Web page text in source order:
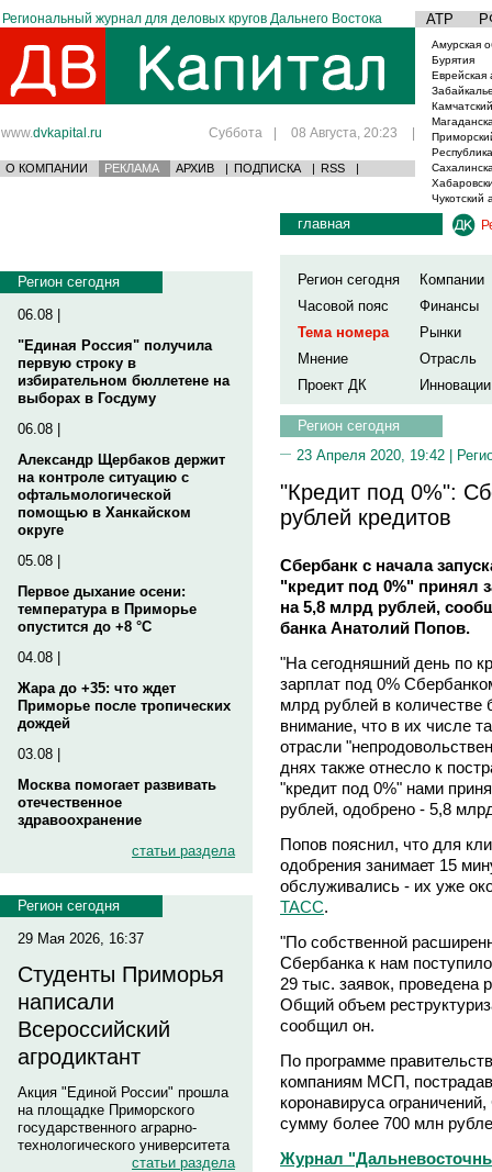
Региональный журнал для деловых кругов Дальнего Востока АТР
www.dvkapital.ru Суббота | 08 Августа, 20:23 |
О КОМПАНИИ РЕКЛАМА АРХИВ | ПОДПИСКА | RSS |
Амурская
Бурятия
Еврейская
Чукотский
Регион сегодня
06.08 |
"Единая Россия" получила
первую строку в
избирательном бюллетене на
выборах в Госдуму
06.08 |
Александр Щербаков держит
на контроле ситуацию с
офтальмологической
помощью в Ханкайском
округе
05.08 |
Первое дыхание осени:
температура в Приморье
опустится до +8 °C
04.08 |
Жара до +35: что ждет
Приморье после тропических
дождей
03.08 |
Москва помогает развивать
отечественное
здравоохранение
статьи раздела
Регион сегодня
29 Мая 2026, 16:37
Студенты Приморья
написали
Всероссийский
агродиктант
Акция "Единой России" прошла
на площадке Приморского
государственного аграрно-
технологического университета
статьи раздела
главная
Регион сегодня
Компании
Часовой пояс
Финансы
Тема номера
Рынки
Мнение
Отрасль
Проект ДК
Инновации
Регион сегодня
23 Апреля 2020, 19:42 |
"Кредит под 0%":
рублей кредитов
Сбербанк с начала
"кредит под 0%" принял
на 5,8 млрд рублей,
банка Анатолий Попов.
"На сегодняшний день по
зарплат под 0%
млрд рублей в
внимание, что в их числе
отрасли
днях также отнесло к
"кредит под 0%" нами
рублей, одобрено - 5,8
Попов пояснил, что для
одобрения занимает 15
обслуживались - их уже
ТАСС.
"По собственной
Сбербанка к нам
29 тыс. заявок, проведена
Общий объем
сообщил он.
По программе
компаниям МСП,
коронавируса
сумму более 700 млн
Журнал